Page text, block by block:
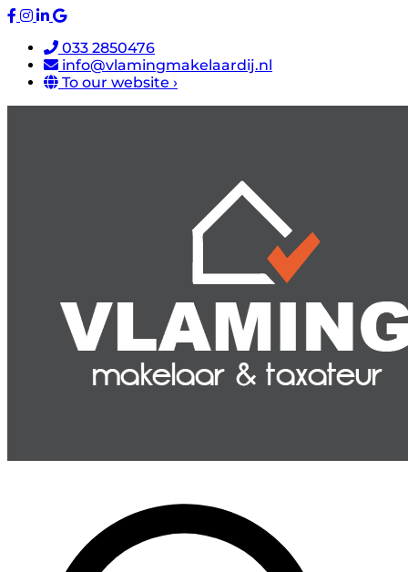
033 2850476
info@vlamingmakelaardij.nl
To our website ›